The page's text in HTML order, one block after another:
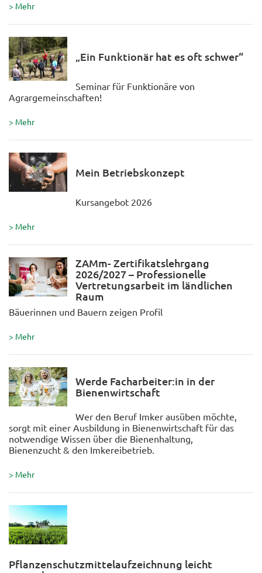
> Mehr
„Ein Funktionär hat es oft schwer“
Seminar für Funktionäre von
Agrargemeinschaften!
> Mehr
Mein Betriebskonzept
Kursangebot 2026
> Mehr
ZAMm- Zertifikatslehrgang
2026/2027 – Professionelle
Vertretungsarbeit im ländlichen
Raum
Bäuerinnen und Bauern zeigen Profil
> Mehr
Werde Facharbeiter:in in der
Bienenwirtschaft
Wer den Beruf Imker ausüben möchte,
sorgt mit einer Ausbildung in Bienenwirtschaft für das
notwendige Wissen über die Bienenhaltung,
Bienenzucht & den Imkereibetrieb.
> Mehr
Pflanzenschutzmittelaufzeichnung leicht